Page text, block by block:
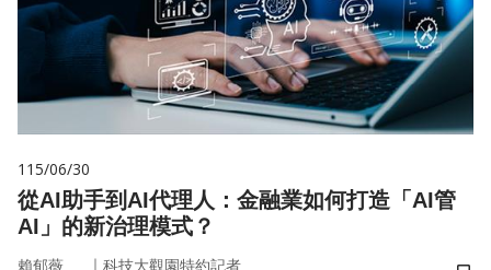
115/06/30
從AI助手到AI代理人：金融業如何打造「AI管
AI」的新治理模式？
賴郁薇 ｜ 科技大觀園特約記者